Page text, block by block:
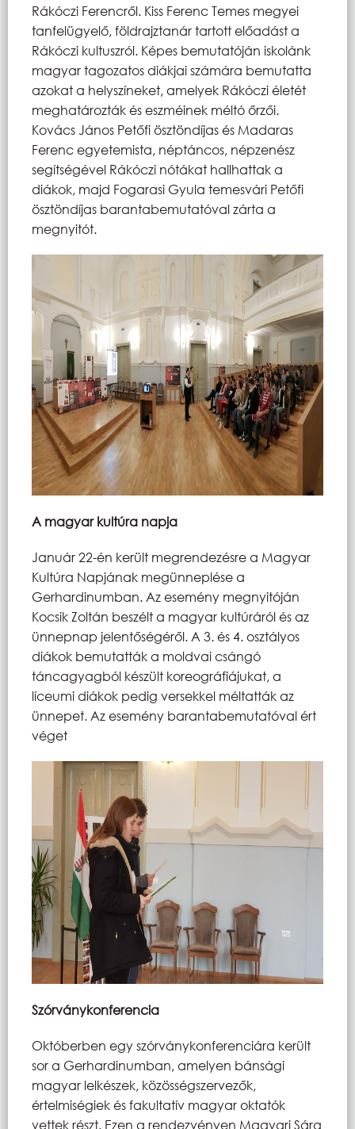
Rákóczi Ferencről. Kiss Ferenc Temes megyei
tanfelügyelő, földrajztanár tartott előadást a
Rákóczi kultuszról. Képes bemutatóján iskolánk
magyar tagozatos diákjai számára bemutatta
azokat a helyszíneket, amelyek Rákóczi életét
meghatározták és eszméinek méltó őrzői.
Kovács János Petőfi ösztöndíjas és Madaras
Ferenc egyetemista, néptáncos, népzenész
segítségével Rákóczi nótákat hallhattak a
diákok, majd Fogarasi Gyula temesvári Petőfi
ösztöndíjas barantabemutatóval zárta a
megnyitót.
A magyar kultúra napja
Január 22-én került megrendezésre a Magyar
Kultúra Napjának megünneplése a
Gerhardinumban. Az esemény megnyitóján
Kocsik Zoltán beszélt a magyar kultúráról és az
ünnepnap jelentőségéről. A 3. és 4. osztályos
diákok bemutatták a moldvai csángó
táncagyagból készült koreográfiájukat, a
líceumi diákok pedig versekkel méltatták az
ünnepet. Az esemény barantabemutatóval ért
véget
Szórványkonferencia
Októberben egy szórványkonferenciára került
sor a Gerhardinumban, amelyen bánsági
magyar lelkészek, közösségszervezők,
értelmiségiek és fakultatív magyar oktatók
vettek részt. Ezen a rendezvényen Magyari Sára